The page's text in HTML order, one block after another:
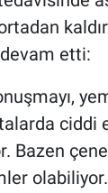
etti:
ciddi
Bazen